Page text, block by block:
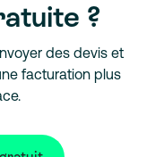
?
des devis et
facturation plus